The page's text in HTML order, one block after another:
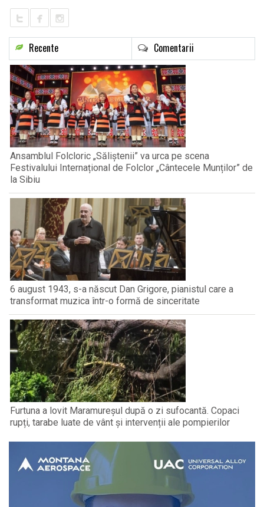
Recente Comentarii
Ansamblul Folcloric „Săliștenii” va urca pe scena
Festivalului Internațional de Folclor „Cântecele Munților” de
la Sibiu
6 august 1943, s-a născut Dan Grigore, pianistul care a
transformat muzica într-o formă de sinceritate
Furtuna a lovit Maramureșul după o zi sufocantă. Copaci
rupți, tarabe luate de vânt și intervenții ale pompierilor